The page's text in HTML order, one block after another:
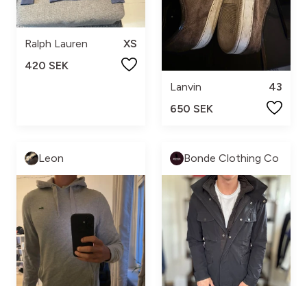
Ralph Lauren
XS
420 SEK
Lanvin
43
650 SEK
Leon Bonde Clothing Co